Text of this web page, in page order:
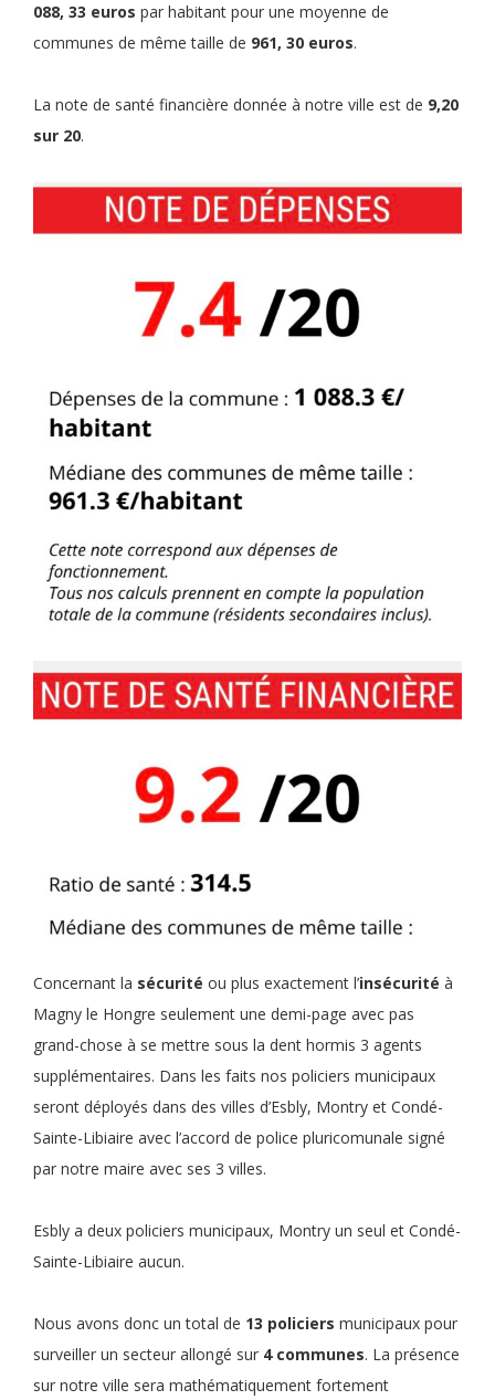
088, 33 euros par habitant pour une moyenne de
communes de même taille de 961, 30 euros.
La note de santé financière donnée à notre ville est de 9,20
sur 20.
Concernant la sécurité ou plus exactement l’insécurité à
Magny le Hongre seulement une demi-page avec pas
grand-chose à se mettre sous la dent hormis 3 agents
supplémentaires. Dans les faits nos policiers municipaux
seront déployés dans des villes d’Esbly, Montry et Condé-
Sainte-Libiaire avec l’accord de police pluricomunale signé
par notre maire avec ses 3 villes.
Esbly a deux policiers municipaux, Montry un seul et Condé-
Sainte-Libiaire aucun.
Nous avons donc un total de 13 policiers municipaux pour
surveiller un secteur allongé sur 4 communes. La présence
sur notre ville sera mathématiquement fortement